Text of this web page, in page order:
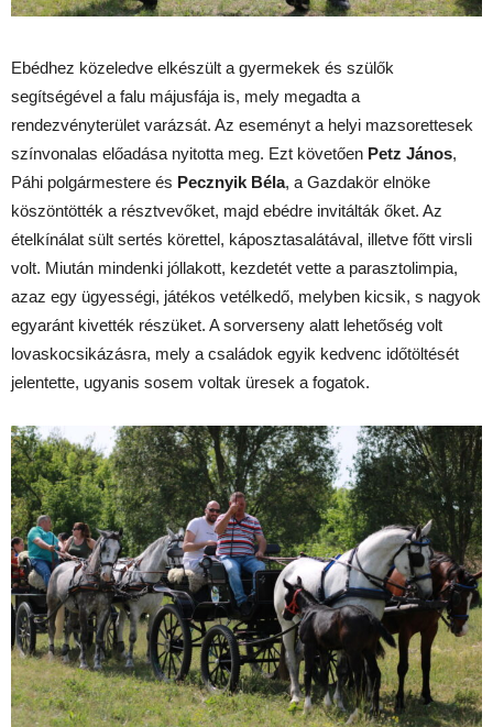
Ebédhez közeledve elkészült a gyermekek és szülők
segítségével a falu májusfája is, mely megadta a
rendezvényterület varázsát. Az eseményt a helyi mazsorettesek
színvonalas előadása nyitotta meg. Ezt követően Petz János,
Páhi polgármestere és Pecznyik Béla, a Gazdakör elnöke
köszöntötték a résztvevőket, majd ebédre invitálták őket. Az
ételkínálat sült sertés körettel, káposztasalátával, illetve főtt virsli
volt. Miután mindenki jóllakott, kezdetét vette a parasztolimpia,
azaz egy ügyességi, játékos vetélkedő, melyben kicsik, s nagyok
egyaránt kivették részüket. A sorverseny alatt lehetőség volt
lovaskocsikázásra, mely a családok egyik kedvenc időtöltését
jelentette, ugyanis sosem voltak üresek a fogatok.